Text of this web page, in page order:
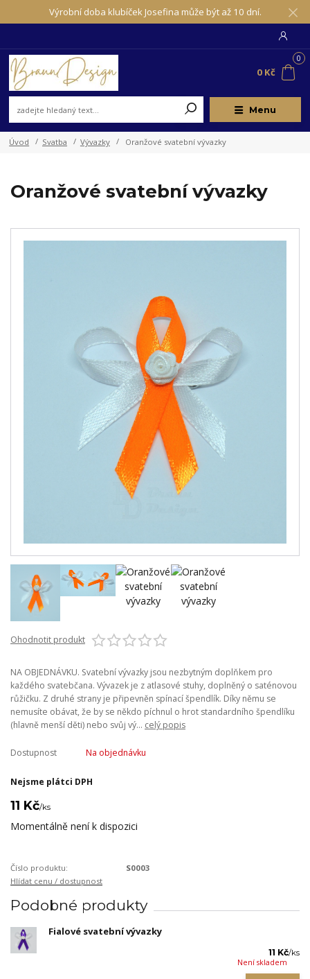
Výrobní doba klubíček Josefina může být až 10 dní.
Menu
0
0 Kč
Úvod Svatba Vývazky Oranžové svatební vývazky
Oranžové svatební vývazky
Ohodnotit produkt
NA OBJEDNÁVKU. Svatební vývazky jsou nezbytným doplňkem pro
každého svatebčana. Vývazek je z atlasové stuhy, doplněný o saténovou
růžičku. Z druhé strany je připevněn spínací špendlík. Díky němu se
nemusíte obávat, že by se někdo píchnul o hrot standardního špendlíku
(hlavně menší děti) nebo svůj vý... celý popis
Dostupnost Na objednávku
Nejsme plátci DPH
11 Kč/ks
Momentálně není k dispozici
Číslo produktu:
S0003
Hlídat cenu / dostupnost
Podobné produkty
Fialové svatební vývazky
11 Kč/ks
Není skladem